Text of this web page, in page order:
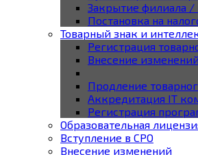
Закрытие филиала /
Постановка на
Товарный знак и
Регистрация
Внесение
Продление
Аккредитация IT
Регистрация
Образовательная
Вступление в СРО
Внесение изменений